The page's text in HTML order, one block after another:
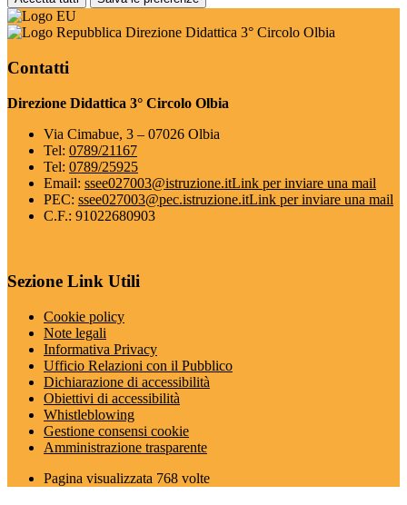
Direzione Didattica 3° Circolo Olbia
Contatti
Direzione Didattica 3° Circolo Olbia
Via Cimabue, 3 – 07026 Olbia
Tel: 0789/21167
Tel: 0789/25925
Email: ssee027003@istruzione.itLink per inviare una mail
PEC: ssee027003@pec.istruzione.itLink per inviare una mail
C.F.: 91022680903
Sezione Link Utili
Cookie policy
Note legali
Informativa Privacy
Ufficio Relazioni con il Pubblico
Dichiarazione di accessibilità
Obiettivi di accessibilità
Whistleblowing
Gestione consensi cookie
Amministrazione trasparente
Pagina visualizzata 768 volte